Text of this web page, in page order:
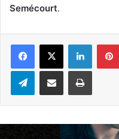
Semécourt.
TelegramPartager par e-mail